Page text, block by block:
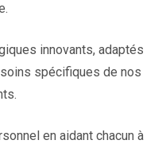
innovants, adaptés
spécifiques de nos
en aidant chacun à